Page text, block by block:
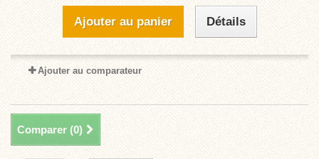
Ajouter au panier Détails
Ajouter au comparateur
Comparer (0)